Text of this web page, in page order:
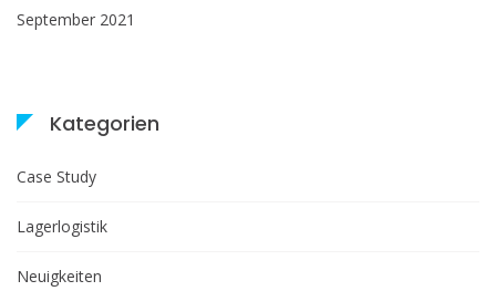
September 2021
Kategorien
Case Study
Lagerlogistik
Neuigkeiten